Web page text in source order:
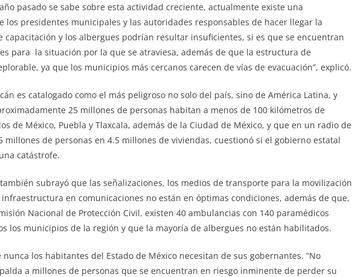
pasado se sabe sobre esta actividad creciente, actualmente existe una
los presidentes municipales y las autoridades responsables de hacer llegar la
capacitación y los albergues podrían resultar insuficientes, si es que se encuentran
para la situación por la que se atraviesa, además de que la estructura de
ya que los municipios más cercanos carecen de vías de evacuación”, explicó.
es catalogado como el más peligroso no solo del país, sino de América Latina, y
25 millones de personas habitan a menos de 100 kilómetros de
de México, Puebla y Tlaxcala, además de la Ciudad de México, y que en un radio de
millones de personas en 4.5 millones de viviendas, cuestionó si el gobierno estatal
catástrofe.
subrayó que las señalizaciones, los medios de transporte para la movilización
en comunicaciones no están en óptimas condiciones, además de que,
Nacional de Protección Civil, existen 40 ambulancias con 140 paramédicos
los municipios de la región y que la mayoría de albergues no están habilitados.
los habitantes del Estado de México necesitan de sus gobernantes. “No
a millones de personas que se encuentran en riesgo inminente de perder su